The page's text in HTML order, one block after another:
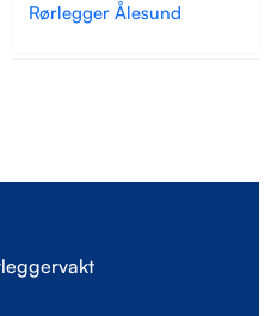
Rørlegger Ålesund